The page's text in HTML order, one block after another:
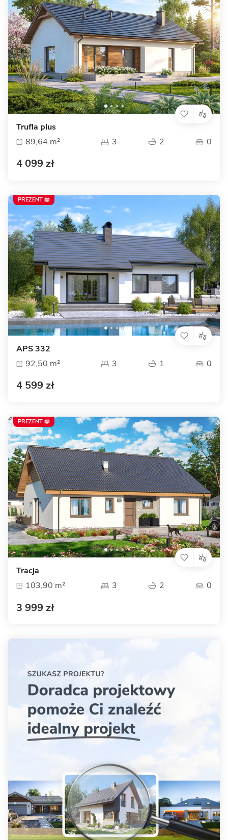
Trufla plus
89,64 m²
3 2 0
4 099 zł
APS 332
92,50 m²
3 1 0
4 599 zł
PREZENT 📖
Tracja
103,90 m²
3 2 0
3 999 zł
PREZENT 📖